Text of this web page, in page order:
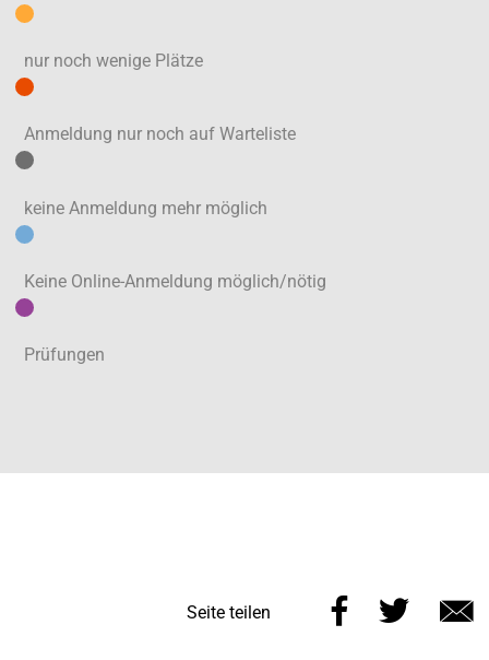
nur noch wenige Plätze
Anmeldung nur noch auf Warteliste
keine Anmeldung mehr möglich
Keine Online-Anmeldung möglich/nötig
Prüfungen
Seite teilen
Diese Diese